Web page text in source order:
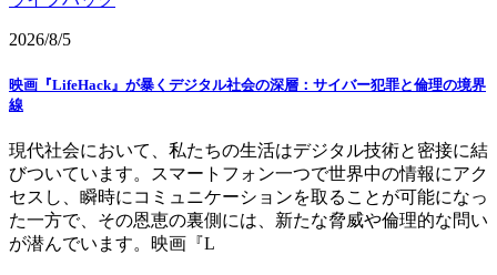
2026/8/5
映画『LifeHack』が暴くデジタル社会の深層：サイバー犯罪と倫理の境界
線
現代社会において、私たちの生活はデジタル技術と密接に結
びついています。スマートフォン一つで世界中の情報にアク
セスし、瞬時にコミュニケーションを取ることが可能になっ
た一方で、その恩恵の裏側には、新たな脅威や倫理的な問い
が潜んでいます。映画『L